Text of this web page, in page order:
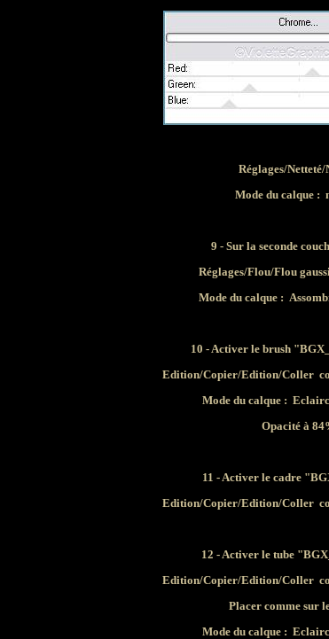
Réglages/Netteté/
Mode du calque :
9 - Sur la seconde
Réglages/Flou/Flou
Mode du calque :
10 - Activer le brush "
Edition/Copier/Edition/Coller
Mode du calque :
Opacité à
11 - Activer le cadre
Edition/Copier/Edition/Coller
12 - Activer le tube "
Edition/Copier/Edition/Coller
Placer comme sur
Mode du calque :